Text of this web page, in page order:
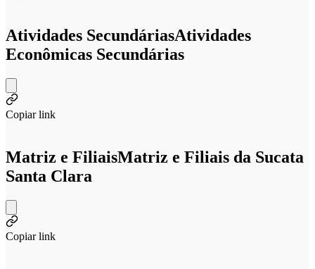
Atividades SecundáriasAtividades
Econômicas Secundárias
Copiar link
Matriz e FiliaisMatriz e Filiais da Sucata
Santa Clara
Copiar link